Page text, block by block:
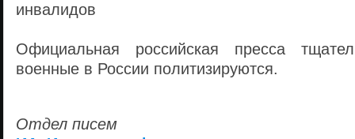
инвалидов
Официальная российская пресса
военные в России политизируются.
Отдел писем